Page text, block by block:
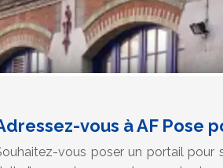
vous à AF Pose
vous poser un portail pour